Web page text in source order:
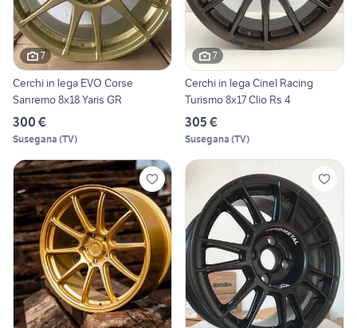
7
Cerchi in lega EVO Corse
Sanremo 8x18 Yaris GR
300 €
Susegana (TV)
7
Cerchi in lega Cinel Racing
Turismo 8x17 Clio Rs 4
305 €
Susegana (TV)